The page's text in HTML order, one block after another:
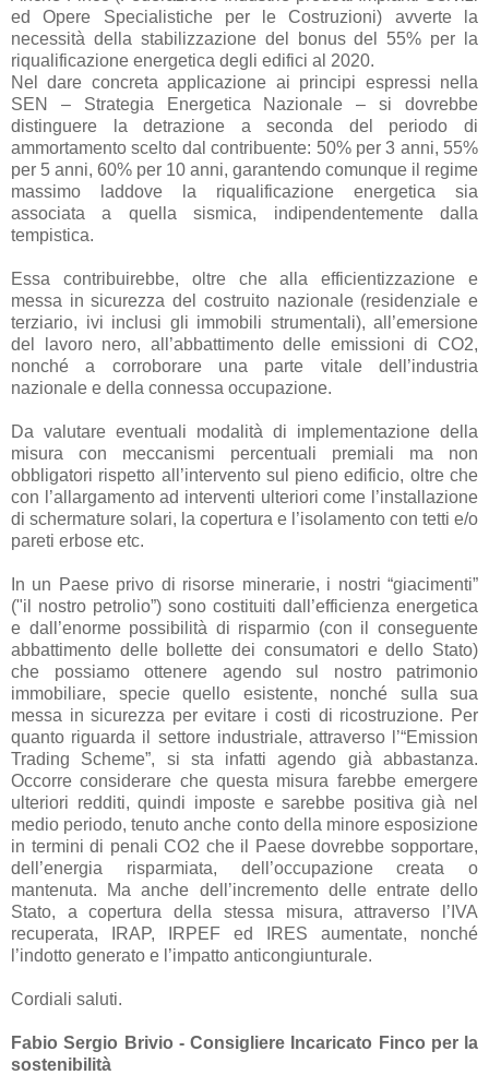
ed Opere Specialistiche per le Costruzioni) avverte la
necessità della stabilizzazione del bonus del 55% per la
riqualificazione energetica degli edifici al 2020.
Nel dare concreta applicazione ai principi espressi nella
SEN – Strategia Energetica Nazionale – si dovrebbe
distinguere la detrazione a seconda del periodo di
ammortamento scelto dal contribuente: 50% per 3 anni, 55%
per 5 anni, 60% per 10 anni, garantendo comunque il regime
massimo laddove la riqualificazione energetica sia
associata a quella sismica, indipendentemente dalla
tempistica.
Essa contribuirebbe, oltre che alla efficientizzazione e
messa in sicurezza del costruito nazionale (residenziale e
terziario, ivi inclusi gli immobili strumentali), all’emersione
del lavoro nero, all’abbattimento delle emissioni di CO2,
nonché a corroborare una parte vitale dell’industria
nazionale e della connessa occupazione.
Da valutare eventuali modalità di implementazione della
misura con meccanismi percentuali premiali ma non
obbligatori rispetto all’intervento sul pieno edificio, oltre che
con l’allargamento ad interventi ulteriori come l’installazione
di schermature solari, la copertura e l’isolamento con tetti e/o
pareti erbose etc.
In un Paese privo di risorse minerarie, i nostri “giacimenti”
("il nostro petrolio”) sono costituiti dall’efficienza energetica
e dall’enorme possibilità di risparmio (con il conseguente
abbattimento delle bollette dei consumatori e dello Stato)
che possiamo ottenere agendo sul nostro patrimonio
immobiliare, specie quello esistente, nonché sulla sua
messa in sicurezza per evitare i costi di ricostruzione. Per
quanto riguarda il settore industriale, attraverso l’“Emission
Trading Scheme”, si sta infatti agendo già abbastanza.
Occorre considerare che questa misura farebbe emergere
ulteriori redditi, quindi imposte e sarebbe positiva già nel
medio periodo, tenuto anche conto della minore esposizione
in termini di penali CO2 che il Paese dovrebbe sopportare,
dell’energia risparmiata, dell’occupazione creata o
mantenuta. Ma anche dell’incremento delle entrate dello
Stato, a copertura della stessa misura, attraverso l’IVA
recuperata, IRAP, IRPEF ed IRES aumentate, nonché
l’indotto generato e l’impatto anticongiunturale.
Cordiali saluti.
Fabio Sergio Brivio - Consigliere Incaricato Finco per la
sostenibilità